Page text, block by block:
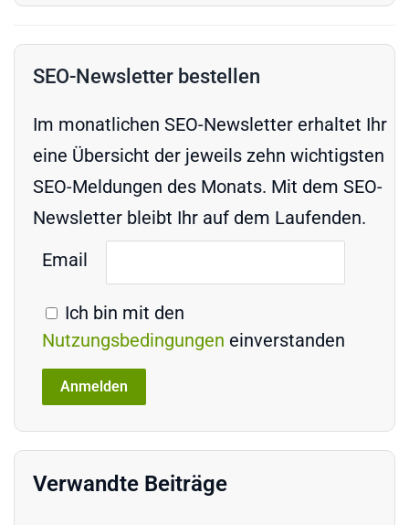
SEO-Newsletter bestellen
Im monatlichen SEO-Newsletter erhaltet Ihr
eine Übersicht der jeweils zehn wichtigsten
SEO-Meldungen des Monats. Mit dem SEO-
Newsletter bleibt Ihr auf dem Laufenden.
Email
Ich bin mit den
Nutzungsbedingungen einverstanden
Verwandte Beiträge